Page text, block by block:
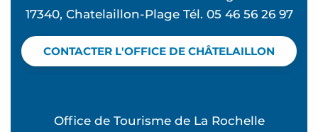
17340, Chatelaillon-Plage Tél. 05 46 56 26 97
CONTACTER L'OFFICE DE CHÂTELAILLON
Office de Tourisme de La Rochelle